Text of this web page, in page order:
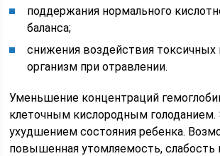
поддержания нормального
баланса;
снижения воздействия
организм при отравлении.
Уменьшение концентраций
клеточным кислородным голоданием.
ухудшением состояния ребенка.
повышенная утомляемость, слабость